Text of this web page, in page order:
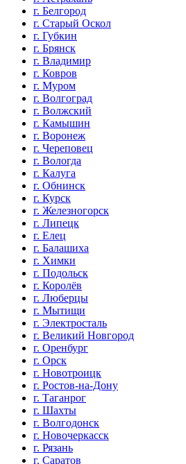
г. Белгород
г. Старый Оскол
г. Губкин
г. Брянск
г. Владимир
г. Ковров
г. Муром
г. Волгоград
г. Волжский
г. Камышин
г. Воронеж
г. Череповец
г. Вологда
г. Калуга
г. Обнинск
г. Курск
г. Железногорск
г. Липецк
г. Елец
г. Балашиха
г. Химки
г. Подольск
г. Королёв
г. Люберцы
г. Мытищи
г. Электросталь
г. Великий Новгород
г. Оренбург
г. Орск
г. Новотроицк
г. Ростов-на-Дону
г. Таганрог
г. Шахты
г. Волгодонск
г. Новочеркасск
г. Рязань
г. Саратов